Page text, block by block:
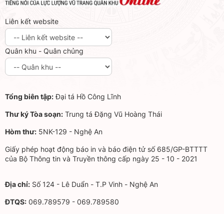
Liên kết website
Quân khu - Quân chủng
Tổng biên tập:Đại tá Hồ Công Lĩnh
Thư ký Tòa soạn: Trung tá Đặng Vũ Hoàng Thái
Hòm thư: 5NK-129 - Nghệ An
Giấy phép hoạt động báo in và báo điện tử số 685/GP-BTTTT
của Bộ Thông tin và Truyền thông cấp ngày 25 - 10 - 2021
Địa chỉ: Số 124 - Lê Duẩn - T.P Vinh - Nghệ An
ĐTQS: 069.789579 - 069.789580